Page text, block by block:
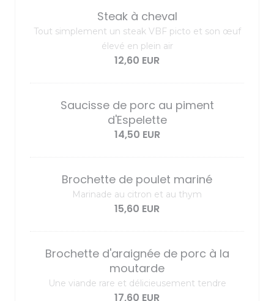
Steak à cheval
Tout simplement un steak VBF picto et son œuf
élevé en plein air
12,60 EUR
Saucisse de porc au piment
d'Espelette
14,50 EUR
Brochette de poulet mariné
Marinade au citron et au thym
15,60 EUR
Brochette d'araignée de porc à la
moutarde
Une viande rare et délicieusement tendre
17,60 EUR